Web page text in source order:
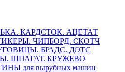
КАРДСТОК. АЦЕТАТ
ЧИПБОРД. СКОТЧ
БРАДС. ДОТС
ШПАГАТ. КРУЖЕВО
для вырубных машин